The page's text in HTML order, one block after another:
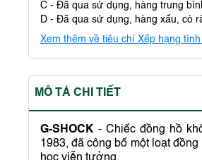
C - Đã qua sử dụng, hàng trung
D - Đã qua sử dụng, hàng xấu, có
Xem thêm về tiêu chí Xếp hạng
MÔ TẢ CHI TIẾT
G-SHOCK - Chiếc đồng hồ
1983, đã công bố một loạt